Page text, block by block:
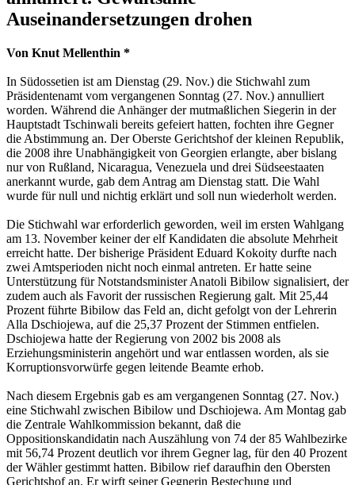
Auseinandersetzungen drohen
Von Knut Mellenthin *
In Südossetien ist am Dienstag (29. Nov.) die Stichwahl zum
Präsidentenamt vom vergangenen Sonntag (27. Nov.) annulliert
worden. Während die Anhänger der mutmaßlichen Siegerin in der
Hauptstadt Tschinwali bereits gefeiert hatten, fochten ihre Gegner
die Abstimmung an. Der Oberste Gerichtshof der kleinen Republik,
die 2008 ihre Unabhängigkeit von Georgien erlangte, aber bislang
nur von Rußland, Nicaragua, Venezuela und drei Südseestaaten
anerkannt wurde, gab dem Antrag am Dienstag statt. Die Wahl
wurde für null und nichtig erklärt und soll nun wiederholt werden.
Die Stichwahl war erforderlich geworden, weil im ersten Wahlgang
am 13. November keiner der elf Kandidaten die absolute Mehrheit
erreicht hatte. Der bisherige Präsident Eduard Kokoity durfte nach
zwei Amtsperioden nicht noch einmal antreten. Er hatte seine
Unterstützung für Notstandsminister Anatoli Bibilow signalisiert, der
zudem auch als Favorit der russischen Regierung galt. Mit 25,44
Prozent führte Bibilow das Feld an, dicht gefolgt von der Lehrerin
Alla Dschiojewa, auf die 25,37 Prozent der Stimmen entfielen.
Dschiojewa hatte der Regierung von 2002 bis 2008 als
Erziehungsministerin angehört und war entlassen worden, als sie
Korrup­tionsvorwürfe gegen leitende Beamte erhob.
Nach diesem Ergebnis gab es am vergangenen Sonntag (27. Nov.)
eine Stichwahl zwischen Bibilow und Dschiojewa. Am Montag gab
die Zentrale Wahlkommission bekannt, daß die
Oppositionskandidatin nach Auszählung von 74 der 85 Wahlbezirke
mit 56,74 Prozent deutlich vor ihrem Gegner lag, für den 40 Prozent
der Wähler gestimmt hatten. Bibilow rief daraufhin den Obersten
Gerichtshof an. Er wirft seiner Gegnerin Bestechung und